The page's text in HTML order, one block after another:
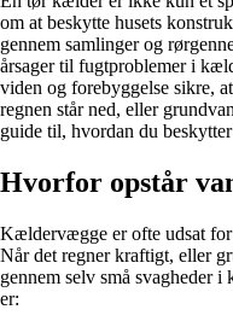
om at beskytte husets
gennem samlinger og
årsager til fugtproblemer i
viden og forebyggelse sikre,
regnen står ned, eller
guide til, hvordan du
Hvorfor opstår
Kældervægge er ofte udsat
Når det regner kraftigt, eller
gennem selv små svagheder i
er: